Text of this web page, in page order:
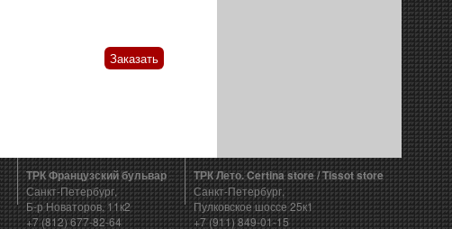
Заказать
ТРК Французский бульвар
Санкт-Петербург,
Б-р Новаторов, 11к2
+7 (812) 677-82-64
ТРК Лето. Certina store / Tissot store
Санкт-Петербург,
Пулковское шоссе 25к1
+7 (911) 849-01-15